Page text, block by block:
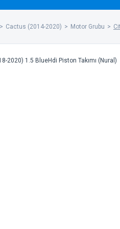
Cactus (2014-2020) Motor Grubu